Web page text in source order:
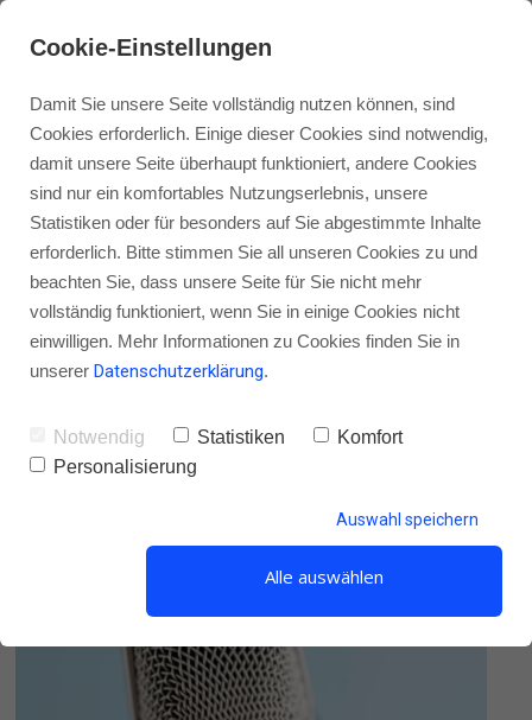
So nutzt du Multiplikatoren, um
deinen Podcast bekannter zu
machen
von Gordon Schönwälder 14. Juli 2016 6
Cookie-Einstellungen
Damit Sie unsere Seite vollständig nutzen können, sind
Cookies erforderlich. Einige dieser Cookies sind notwendig,
damit unsere Seite überhaupt funktioniert, andere Cookies
sind nur ein komfortables Nutzungserlebnis, unsere
Statistiken oder für besonders auf Sie abgestimmte Inhalte
erforderlich. Bitte stimmen Sie all unseren Cookies zu und
beachten Sie, dass unsere Seite für Sie nicht mehr
vollständig funktioniert, wenn Sie in einige Cookies nicht
einwilligen. Mehr Informationen zu Cookies finden Sie in
unserer Datenschutzerklärung.
Notwendig Statistiken
Komfort
Personalisierung
Auswahl speichern
Alle auswählen